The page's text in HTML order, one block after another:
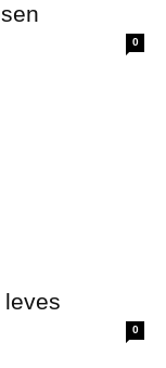
0
leves
0